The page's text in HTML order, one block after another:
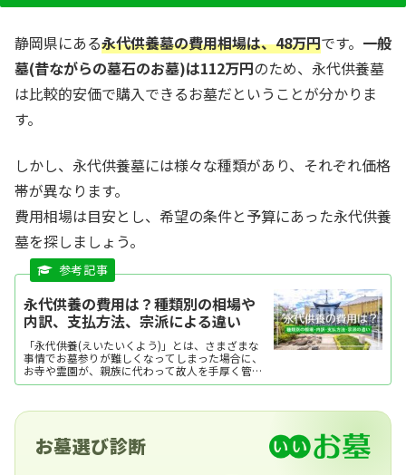
静岡県にある永代供養墓の費用相場は、48万円です。 一般
墓(昔ながらの墓石のお墓)は112万円のため、永代供養墓
は比較的安価で購入できるお墓だということが分かりま
す。
しかし、永代供養墓には様々な種類があり、それぞれ価格
帯が異なります。
費用相場は目安とし、希望の条件と予算にあった永代供養
墓を探しましょう。
永代供養の費用は？種類別の相場や
内訳、支払方法、宗派による違い
「永代供養(えいたいくよう)」とは、さまざまな
事情でお墓参りが難しくなってしまった場合に、
お寺や霊園が、親族に代わって故人を手厚く管
理・供養してくれるというものです。 一般的に
定期間が過ぎた遺骨は「合祀墓(ごうしぼ・ごうし
「2017年度 お墓の消費者全国実態調査」によれ
ば、永代使用料や墓石代のほか、工事代金など
諸々を合わせた平均額は92.1万円となっていま
お墓選び診断